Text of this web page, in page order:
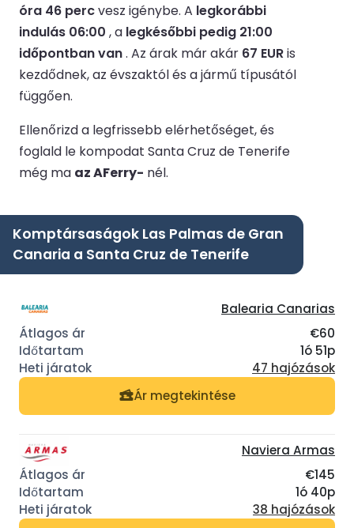
óra 46 percvesz igénybe. A legkorábbi
indulás 06:00 , a legkésőbbi pedig 21:00
időpontban van. Az árak már akár 67 EURis
kezdődnek, az évszaktól és a jármű típusától
függően.
Ellenőrizd a legfrissebb elérhetőséget, és
foglald le kompodat Santa Cruz de Tenerife
még ma az AFerry- nél.
Komptársaságok Las Palmas de Gran
Canaria a Santa Cruz de Tenerife
Balearia Canarias
€60
1ó 51p
47 hajózások
Ár megtekintése
Naviera Armas
€145
1ó 40p
38 hajózások